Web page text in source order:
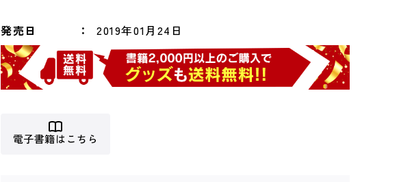
発売日 2019年01月24日
電子書籍はこちら